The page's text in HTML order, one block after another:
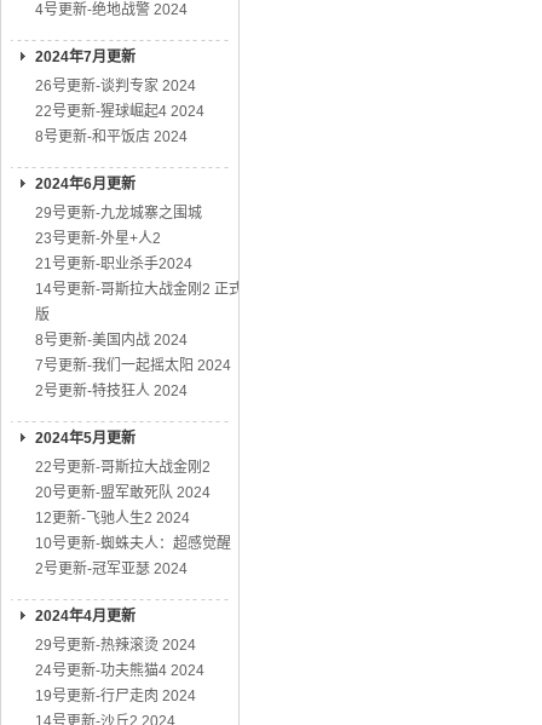
4号更新-绝地战警 2024
2024年7月更新
26号更新-谈判专家 2024
22号更新-猩球崛起4 2024
8号更新-和平饭店 2024
2024年6月更新
29号更新-九龙城寨之围城
23号更新-外星+人2
21号更新-职业杀手2024
14号更新-哥斯拉大战金刚2 正式
版
8号更新-美国内战 2024
7号更新-我们一起摇太阳 2024
2号更新-特技狂人 2024
2024年5月更新
22号更新-哥斯拉大战金刚2
20号更新-盟军敢死队 2024
12更新-飞驰人生2 2024
10号更新-蜘蛛夫人：超感觉醒
2号更新-冠军亚瑟 2024
2024年4月更新
29号更新-热辣滚烫 2024
24号更新-功夫熊猫4 2024
19号更新-行尸走肉 2024
14号更新-沙丘2 2024